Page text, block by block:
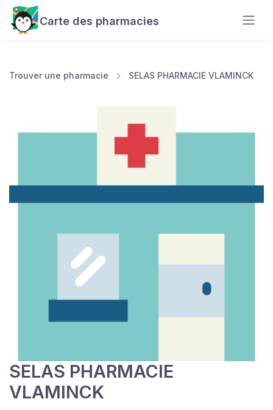
Carte des pharmacies
Trouver une pharmacie SELAS PHARMACIE VLAMINCK
SELAS PHARMACIE
VLAMINCK